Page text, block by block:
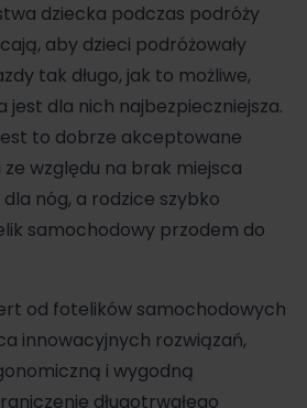
dziecka podczas podróży
aby dzieci podróżowały
tak długo, jak to możliwe,
jest dla nich najbezpieczniejsza.
to dobrze akceptowane
względu na brak miejsca
nóg, a rodzice szybko
samochodowy przodem do
od fotelików samochodowych
innowacyjnych rozwiązań,
i wygodną
długotrwałego